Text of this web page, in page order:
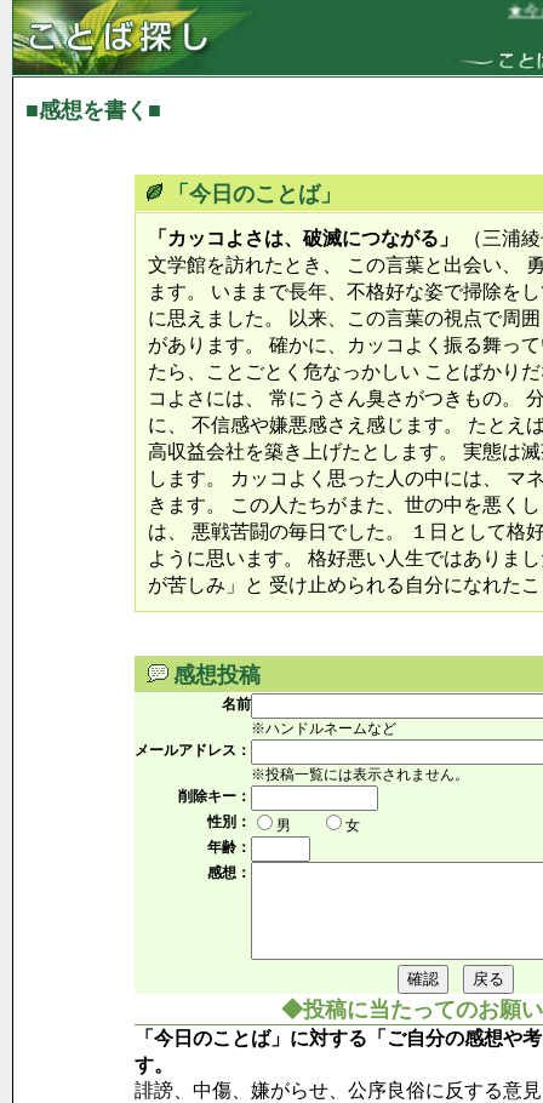
★今の
■感想を書く■
「今日のことば」
「カッコよさは、破滅につながる」
（三浦
文学館を訪れたとき、 この言葉と出会い、
ます。 いままで長年、不格好な姿で掃除を
に思えました。 以来、この言葉の視点で周
があります。 確かに、カッコよく振る舞っ
たら、ことごとく危なっかしい ことばかり
コよさには、 常にうさん臭さがつきもの。
に、 不信感や嫌悪感さえ感じます。 たとえ
高収益会社を築き上げたとします。 実態は
します。 カッコよく思った人の中には、 マ
きます。 この人たちがまた、世の中を悪く
は、 悪戦苦闘の毎日でした。 １日として格
ように思います。 格好悪い人生ではありま
が苦しみ」と 受け止められる自分になれた
感想投稿
名前
※ハンドルネームなど
メールアドレス：
※投稿一覧には表示されません。
削除キー：
性別：
男
女
年齢：
感想：
◆投稿に当たってのお願
「今日のことば」に対する「ご自分の感想や
す。
誹謗、中傷、嫌がらせ、公序良俗に反する意